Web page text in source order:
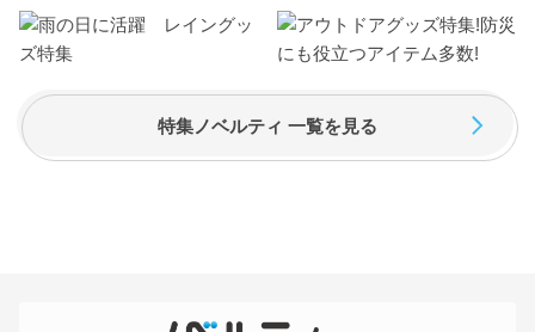
特集ノベルティ 一覧を見る